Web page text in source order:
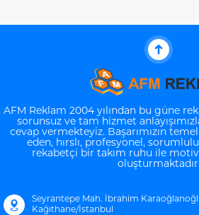
Müşteri Temsilcisi
AFM Reklam 2004 yılından bu güne
sorunsuz ve tam hizmet
cevap vermekteyiz. Başarımızın
eden, hırslı, profesyonel,
rekabetçi bir takım ruhu ile
Seyrantepe Mah. İbrahim
Kağıthane/İstanbul